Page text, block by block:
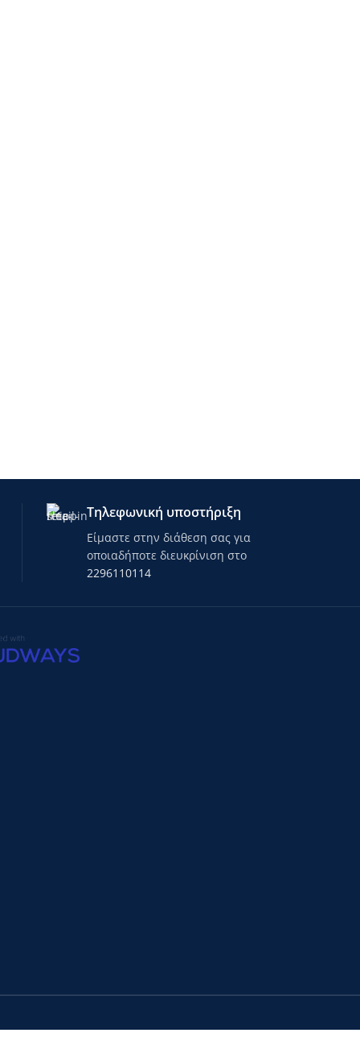
Τηλεφωνική υποστήριξη
Είμαστε στην διάθεση σας για
οποιαδήποτε διευκρίνιση στο
2296110114